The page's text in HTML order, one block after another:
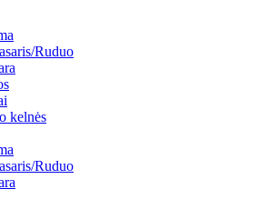
Ruduo
kelnės
Ruduo